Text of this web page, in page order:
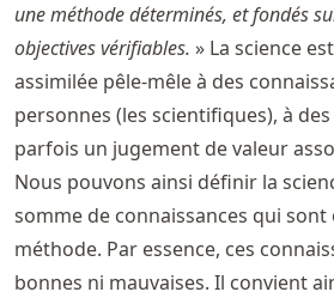
une méthode déterminés, et fondés
objectives vérifiables. » La science
assimilée pêle-mêle à des
personnes (les scientifiques), à
parfois un jugement de valeur
Nous pouvons ainsi définir la
somme de connaissances qui sont
méthode. Par essence, ces
bonnes ni mauvaises. Il convient